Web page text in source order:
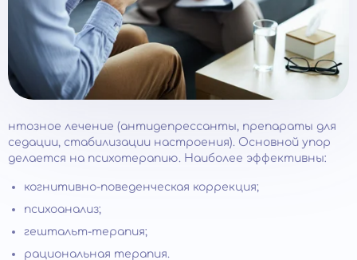
нтозное лечение (антидепрессанты, препараты для
седации, стабилизации настроения). Основной упор
делается на психотерапию. Наиболее эффективны:
когнитивно-поведенческая коррекция;
психоанализ;
гештальт-терапия;
рациональная терапия.